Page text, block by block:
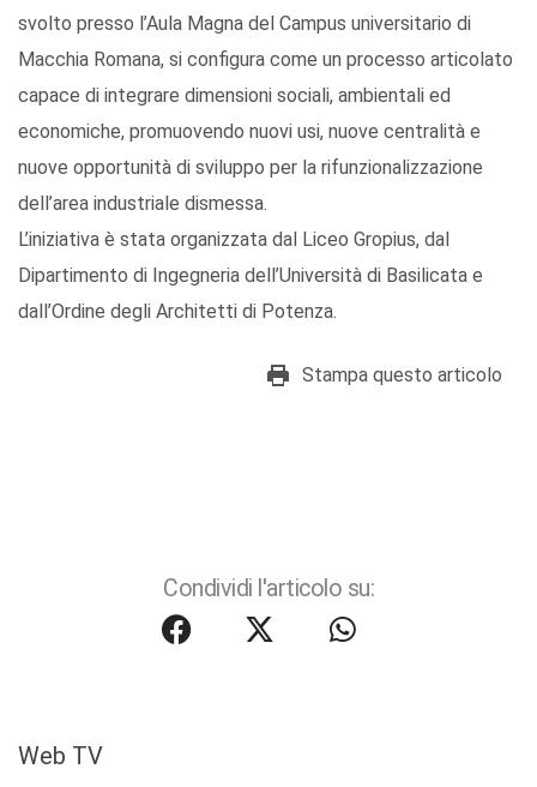
svolto presso l’Aula Magna del Campus universitario di
Macchia Romana, si configura come un processo articolato
capace di integrare dimensioni sociali, ambientali ed
economiche, promuovendo nuovi usi, nuove centralità e
nuove opportunità di sviluppo per la rifunzionalizzazione
dell’area industriale dismessa.
L’iniziativa è stata organizzata dal Liceo Gropius, dal
Dipartimento di Ingegneria dell’Università di Basilicata e
dall’Ordine degli Architetti di Potenza.
Stampa questo articolo
Condividi l'articolo su:
Web TV